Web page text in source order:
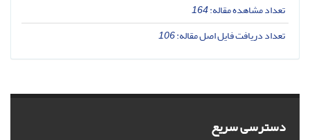
تعداد مشاهده مقاله:164
تعداد دریافت فایل اصل مقاله:106
دسترسی سریع